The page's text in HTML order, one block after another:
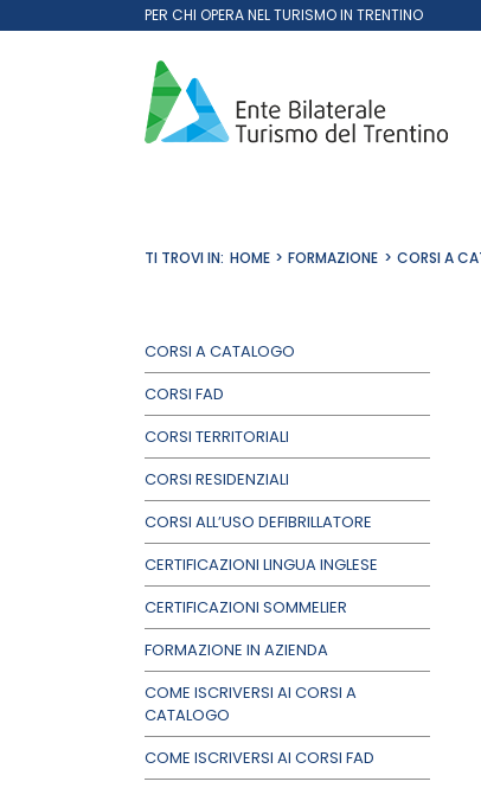
al
PER CHI OPERA NEL TURISMO IN TRENTINO
TI TROVI IN: HOME FORMAZIONE CORSI A
CORSI A CATALOGO
CORSI FAD
CORSI TERRITORIALI
CORSI RESIDENZIALI
CORSI ALL’USO DEFIBRILLATORE
CERTIFICAZIONI LINGUA INGLESE
CERTIFICAZIONI SOMMELIER
FORMAZIONE IN AZIENDA
COME ISCRIVERSI AI CORSI A
CATALOGO
COME ISCRIVERSI AI CORSI FAD